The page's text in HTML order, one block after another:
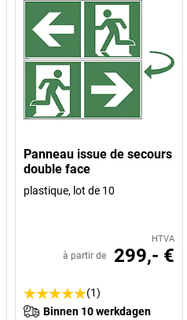
Panneau issue de secours
double face
plastique, lot de 10
HTVA
à partir de 299,- €
(1)
Binnen 10 werkdagen